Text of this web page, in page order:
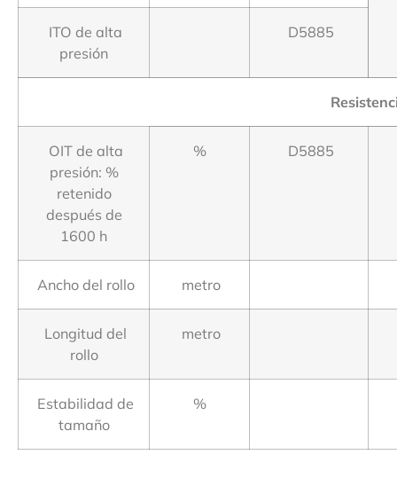
ITO de alta
presión
D5885
OIT de alta
presión: %
retenido
después de
1600 h
%
D5885
Ancho del rollo metro
Longitud del
rollo
metro
Estabilidad de
tamaño
%